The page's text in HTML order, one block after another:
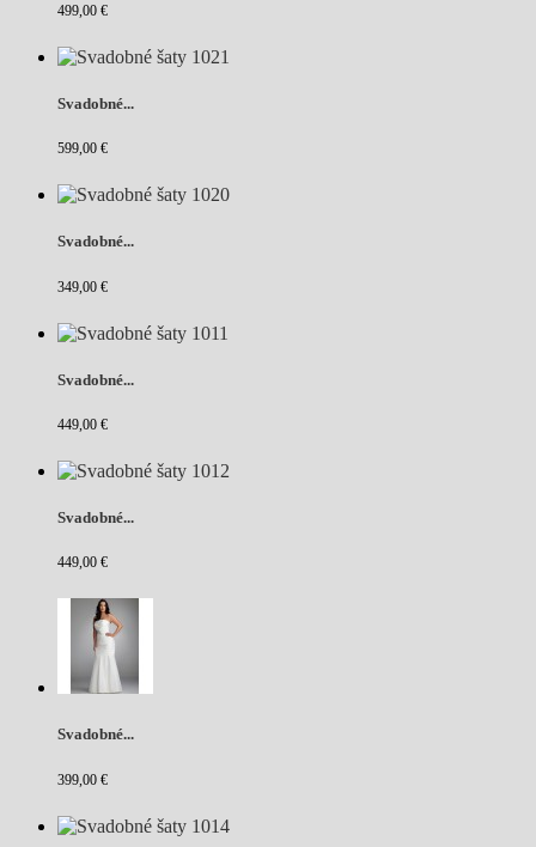
499,00 €
Svadobné...
599,00 €
Svadobné...
349,00 €
Svadobné...
449,00 €
Svadobné...
449,00 €
Svadobné...
399,00 €